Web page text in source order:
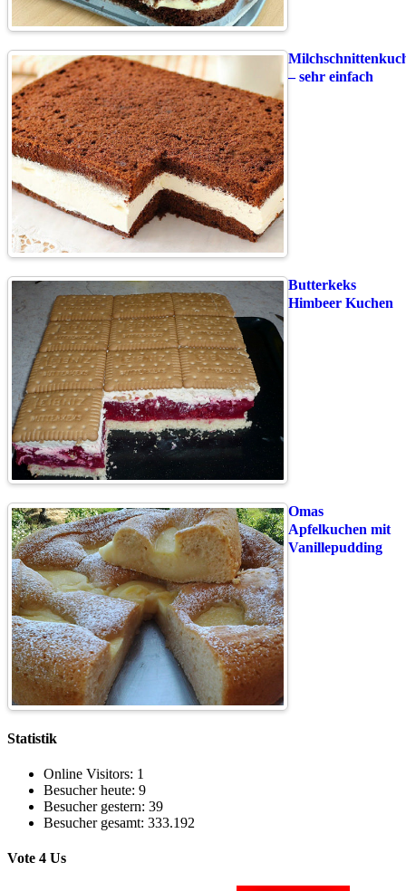
– sehr einfach
Butterkeks
Himbeer Kuchen
Omas
Apfelkuchen mit
Vanillepudding
Statistik
Online Visitors: 1
Besucher heute: 9
Besucher gestern: 39
Besucher gesamt: 333.192
Vote 4 Us